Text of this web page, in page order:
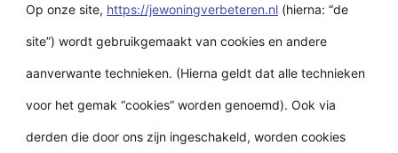
Op onze site, https://jewoningverbeteren.nl (hierna: “de
site”) wordt gebruikgemaakt van cookies en andere
aanverwante technieken. (Hierna geldt dat alle technieken
voor het gemak “cookies” worden genoemd). Ook via
derden die door ons zijn ingeschakeld, worden cookies